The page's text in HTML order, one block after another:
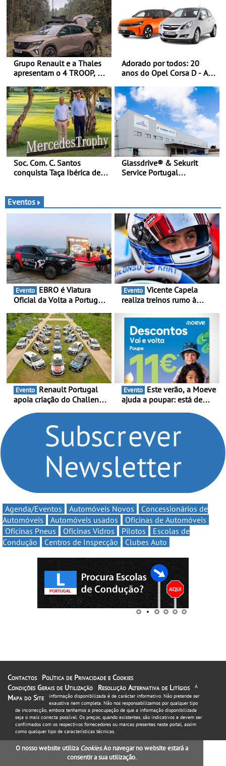
Grupo Renault e a Thales
apresentam o 4 TROOP, um
para futuras missões das
forças terrestres
Adorado por todos: 20
anos do Opel Corsa D - A
celebra a estreia mundial
no Salão Internacional do
Automóvel Britânico, em
Londres
Soc. Com. C. Santos
conquista Taça Ibérica de
Glassdrive® & Sekurit
Service Portugal
aftermarket - Reforço do
portefólio e melhoria dos
prazos reduzem tempo de
imobilização das viaturas
Eventos
Evento
Oficial da Volta a Portugal
presença nacional ao lado
da mítica prova de ciclismo
e leva a sua gama SUV
multi-energia às estradas
de Portugal
Evento
realiza treinos rumo à
Portugal Karting e mira boa
estreia - O Campeonato
Portugal Karting 2026
decorre entre 1 de Março e
6 de Setembro
Evento
apoia criação do Challenge
compromisso com o
automobilismo nacional
continua em 2026
Evento
ajuda a poupar: está de
Volta” com descontos de
Agenda/Eventos Automóveis Novos
Concessionários de
Automóveis
Automóveis usados
Oficinas de Automóveis
Oficinas Pneus
Oficinas Vidros Pilotos
Escolas de
Condução
Centros de Inspecção Clubes Auto
Contactos
Política de Privacidade e Cookies
Condições Gerais de Utilização
Resolução Alternativa de Litígios
Mapa do Site
A
informação disponibilizada é de carácter informativo. Não pretende ser
exaustiva nem completa. Não nos responsabilizamos por qualquer tipo
de incorrecção, embora tenhamos a preocupação de que a informação disponibilizada
seja o mais correcta possível. Os preços, quando existentes, são indicativos e devem ser
confirmados com os respectivos fornecedores ou marcas presentes neste portal, assim
como qualquer tipo de características técnicas.
O nosso website utiliza Cookies. Ao navegar no website estará a
consentir a sua utilização.